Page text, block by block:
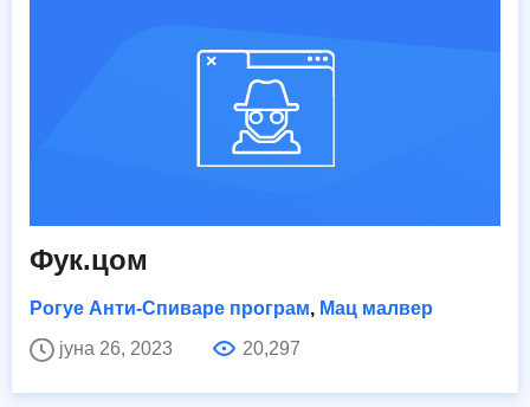
Фук.цом
Рогуе Анти-Спиваре програм, Мац малвер
јуна 26, 2023
20,297